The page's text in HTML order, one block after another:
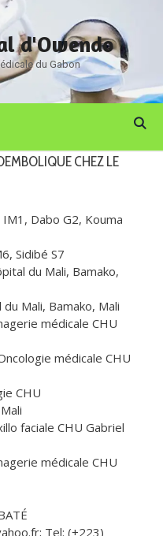
d'Owendo
du Gabon
CHEZ LE
Dabo G2, Kouma
Sidibé S7
du Mali, Bamako,
Mali, Bamako, Mali
médicale CHU
médicale CHU
CHU
faciale CHU Gabriel
médicale CHU
Tel: (+223)